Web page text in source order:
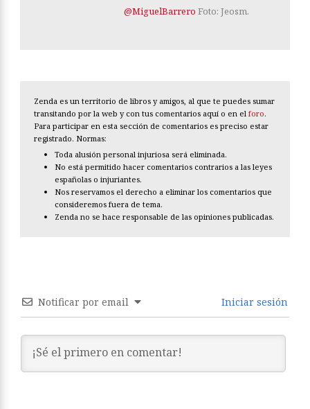
@MiguelBarrero Foto: Jeosm.
Zenda es un territorio de libros y amigos, al que te puedes sumar
transitando por la web y con tus comentarios aquí o en el foro.
Para participar en esta sección de comentarios es preciso estar
registrado. Normas:
Toda alusión personal injuriosa será eliminada.
No está permitido hacer comentarios contrarios a las leyes
españolas o injuriantes.
Nos reservamos el derecho a eliminar los comentarios que
consideremos fuera de tema.
Zenda no se hace responsable de las opiniones publicadas.
Notificar por email Iniciar sesión